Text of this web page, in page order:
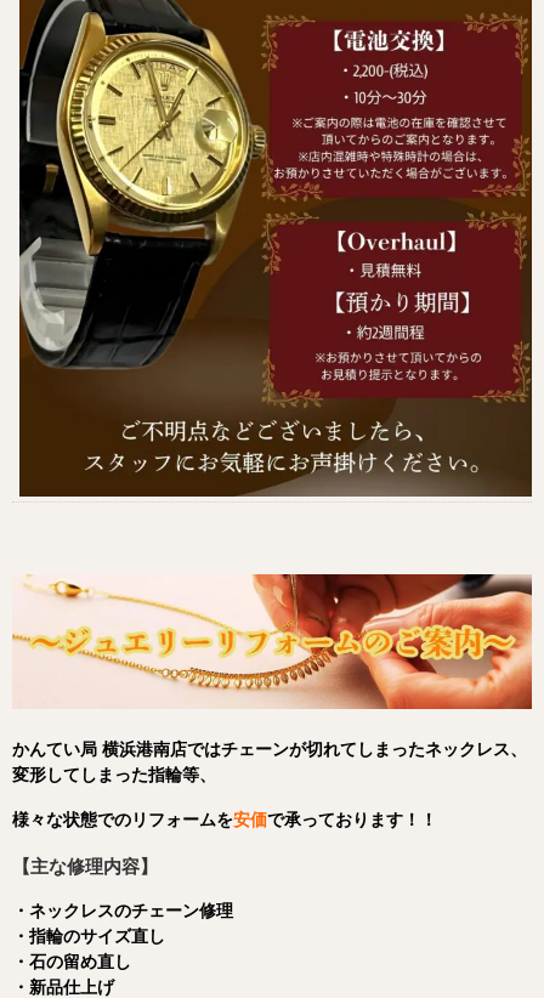
かんてい局 横浜港南店ではチェーンが切れてしまったネックレス、
変形してしまった指輪等、
様々な状態でのリフォームを安価で承っております！！
【主な修理内容】
・ネックレスのチェーン修理
・指輪のサイズ直し
・石の留め直し
・新品仕上げ